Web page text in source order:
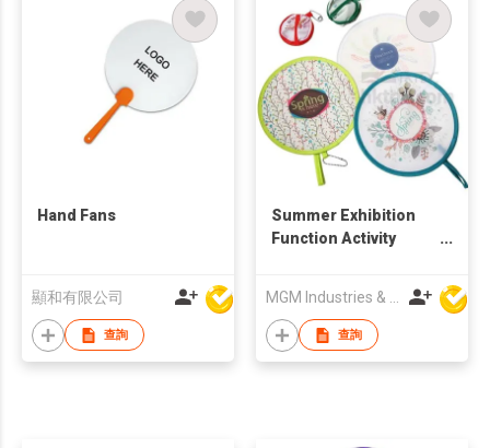
Hand Fans
顯和有限公司
查詢
Summer Exhibition
Function Activity
Round shaped fan
查詢